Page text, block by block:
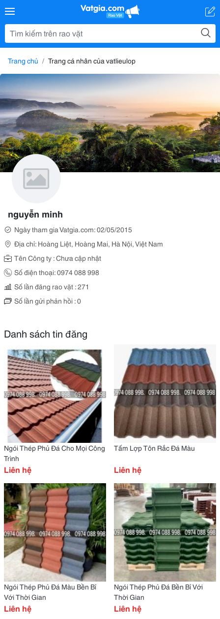
Trang chủ Trang cá nhân của vatlieulop
nguyễn minh
Ngày tham gia Vatgia.com: 02/05/2015
Địa chỉ: Hoàng Liệt, Hoàng Mai, Hà Nội, Việt Nam
Tên Công ty : Chưa cập nhật
Số điện thoại: 0974 088 998
Số lần đăng rao vặt : 271
Số lần gửi phản hồi : 0
Danh sách tin đăng
Ngói Thép Phủ Đá Cho Mọi Công
Trình
Liên hệ
Tấm Lợp Tôn Rắc Đá Màu
Liên hệ
Ngói Thép Phủ Đá Màu Bền Bỉ
Với Thời Gian
Liên hệ
Ngói Thép Phủ Đá Bền Bỉ Với
Thời Gian
Liên hệ